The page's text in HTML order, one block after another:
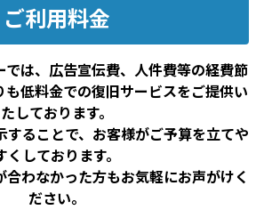
ご利用料金
では、広告宣伝費、人件費等の経費節
も低料金での復旧サービスをご提供い
たしております。
することで、お客様がご予算を立てや
くしております。
わなかった方もお気軽にお声がけく
ださい。